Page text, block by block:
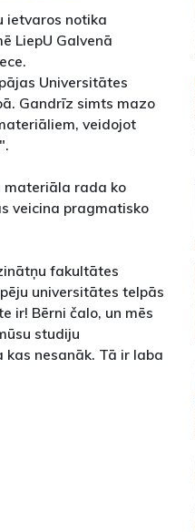
ietvaros notika
LiepU Galvenā
Universitātes
Gandrīz simts mazo
veidojot
materiāla rada ko
veicina pragmatisko
fakultātes
universitātes telpās
ir! Bērni čalo, un mēs
studiju
nesanāk. Tā ir laba